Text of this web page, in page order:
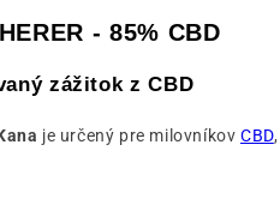
- 85% CBD
zážitok z CBD
je určený pre milovníkovCBD